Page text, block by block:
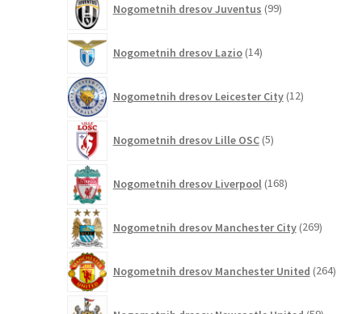
Nogometnih dresov Juventus 99izdelkov
Nogometnih dresov Lazio 14izdelkov
Nogometnih dresov Leicester City 12izdelkov
Nogometnih dresov Lille OSC 5izdelkov
Nogometnih dresov Liverpool 168izdelkov
Nogometnih dresov Manchester City 269izdelkov
Nogometnih dresov Manchester United 264